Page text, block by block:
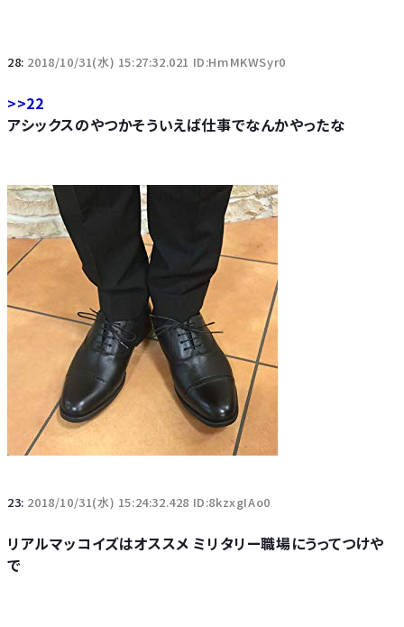
28: 2018/10/31(水) 15:27:32.021 ID:HmMKWSyr0
>>22
アシックスのやつかそういえば仕事でなんかやったな
23: 2018/10/31(水) 15:24:32.428 ID:8kzxgIAo0
リアルマッコイズはオススメ ミリタリー職場にうってつけや
で